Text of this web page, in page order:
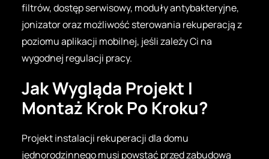
filtrów, dostęp serwisowy, moduły antybakteryjne,
jonizator oraz możliwość sterowania rekuperacją z
poziomu aplikacji mobilnej, jeśli zależy Ci na
wygodnej regulacji pracy.
Jak Wygląda Projekt I
Montaż Krok Po Kroku?
Projekt instalacji rekuperacji dla domu
jednorodzinnego musi powstać przed zabudową